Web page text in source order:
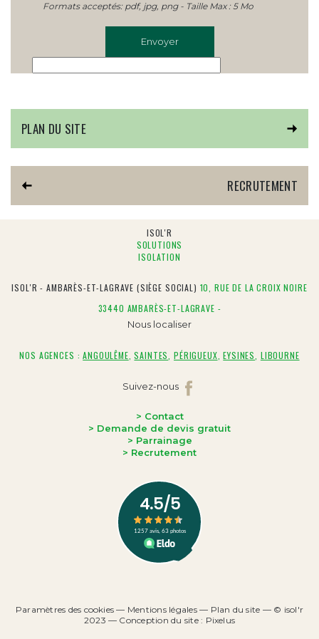
Formats acceptés: pdf, jpg, png - Taille Max : 5 Mo
PLAN DU SITE
RECRUTEMENT
ISOL'R
SOLUTIONS
ISOLATION
ISOL'R - AMBARÈS-ET-LAGRAVE (SIÈGE SOCIAL) 10, RUE DE LA CROIX NOIRE
33440 AMBARÈS-ET-LAGRAVE -
Nous localiser
NOS AGENCES :ANGOULÊME ,SAINTES ,PÉRIGUEUX ,EYSINES LIBOURNE
Suivez-nous
> Contact
> Demande de devis gratuit
> Parrainage
> Recrutement
Paramètres des cookies — Mentions légales— Plan du site — © isol'r
2023 — Conception du site : Pixelus